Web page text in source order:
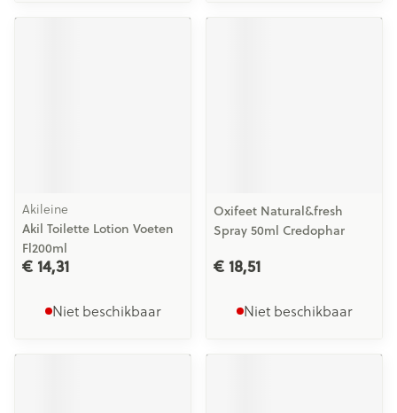
Akileine
Akil Toilette Lotion Voeten
Fl200ml
€ 14,31
Niet beschikbaar
Oxifeet Natural&fresh
Spray 50ml Credophar
€ 18,51
Niet beschikbaar